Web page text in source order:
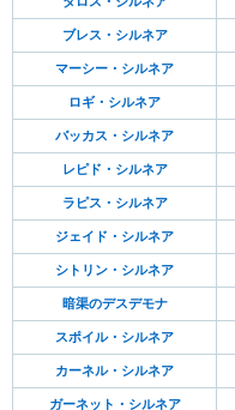
ブレス・シルネア
マーシー・シルネア
ロギ・シルネア
バッカス・シルネア
レピド・シルネア
ラピス・シルネア
ジェイド・シルネア
シトリン・シルネア
暗渠のデスデモナ
スポイル・シルネア
カーネル・シルネア
ガーネット・シルネア